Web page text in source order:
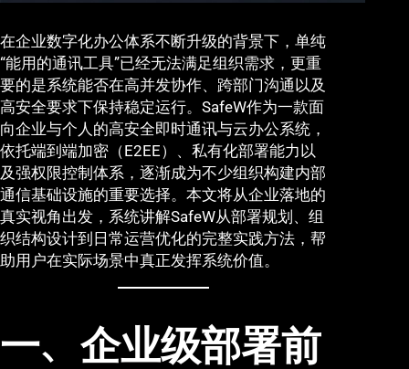
在企业数字化办公体系不断升级的背景下，单纯
“能用的通讯工具”已经无法满足组织需求，更重
要的是系统能否在高并发协作、跨部门沟通以及
高安全要求下保持稳定运行。SafeW作为一款面
向企业与个人的高安全即时通讯与云办公系统，
依托端到端加密（E2EE）、私有化部署能力以
及强权限控制体系，逐渐成为不少组织构建内部
通信基础设施的重要选择。本文将从企业落地的
真实视角出发，系统讲解SafeW从部署规划、组
织结构设计到日常运营优化的完整实践方法，帮
助用户在实际场景中真正发挥系统价值。
一、企业级部署前